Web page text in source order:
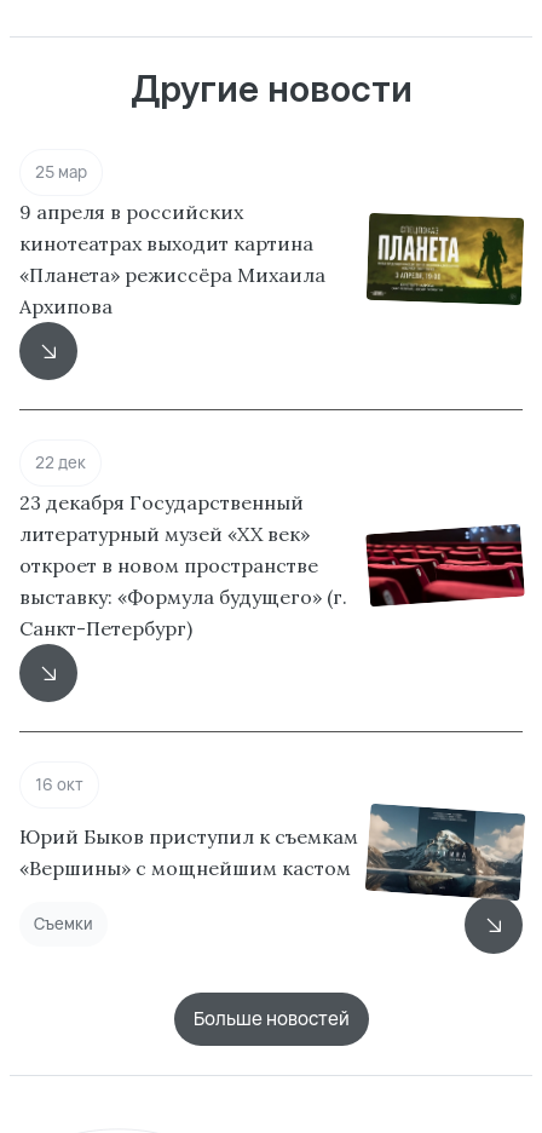
Другие новости
25 мар
9 апреля в российских
кинотеатрах выходит картина
«Планета» режиссёра Михаила
Архипова
22 дек
23 декабря Государственный
литературный музей «XX век»
откроет в новом пространстве
выставку: «Формула будущего» (г.
Санкт-Петербург)
16 окт
Юрий Быков приступил к съемкам
«Вершины» с мощнейшим кастом
Съемки
Больше новостей